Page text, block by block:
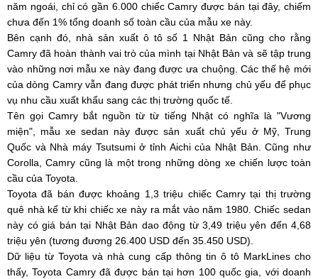
năm ngoái, chỉ có gần 6.000 chiếc Camry được bán tại đây, chiếm
chưa đến 1% tổng doanh số toàn cầu của mẫu xe này.
Bên cạnh đó, nhà sản xuất ô tô số 1 Nhật Bản cũng cho rằng
Camry đã hoàn thành vai trò của mình tại Nhật Bản và sẽ tập trung
vào những nơi mẫu xe này đang được ưa chuộng. Các thế hệ mới
của dòng Camry vẫn đang được phát triển nhưng chủ yếu để phục
vụ nhu cầu xuất khẩu sang các thị trường quốc tế.
Tên gọi Camry bắt nguồn từ từ tiếng Nhật có nghĩa là "Vương
miện", mẫu xe sedan này được sản xuất chủ yếu ở Mỹ, Trung
Quốc và Nhà máy Tsutsumi ở tỉnh Aichi của Nhật Bản. Cũng như
Corolla, Camry cũng là một trong những dòng xe chiến lược toàn
cầu của Toyota.
Toyota đã bán được khoảng 1,3 triệu chiếc Camry tại thị trường
quê nhà kể từ khi chiếc xe này ra mắt vào năm 1980. Chiếc sedan
này có giá bán tại Nhật Bản dao động từ 3,49 triệu yên đến 4,68
triệu yên (tương đương 26.400 USD đến 35.450 USD).
Dữ liệu từ Toyota và nhà cung cấp thông tin ô tô MarkLines cho
thấy, Toyota Camry đã được bán tại hơn 100 quốc gia, với doanh